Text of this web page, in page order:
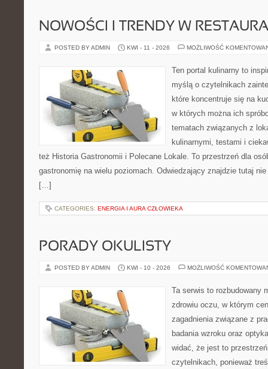
NOWOŚCI I TRENDY W
POSTED BY ADMIN KWI - 11 - 2026 MOŻLIWOŚĆ
Ten portal kulinarny to
myślą o czytelnikach
które koncentruje się na
w których można ich
tematach związanych z
kulinarnymi, testami i
też Historia Gastronomii i Polecane Lokale. To przestrzeń dla
gastronomię na wielu poziomach. Odwiedzający znajdzie tutaj
[…]
CATEGORIES: ENERGIA I AURA CZŁOWIEKA
PORADY OKULISTY
POSTED BY ADMIN KWI - 10 - 2026 MOŻLIWOŚĆ
Ta serwis to rozbudowany
zdrowiu oczu, w którym
zagadnienia związane z
badania wzroku oraz
widać, że jest to
czytelnikach, ponieważ